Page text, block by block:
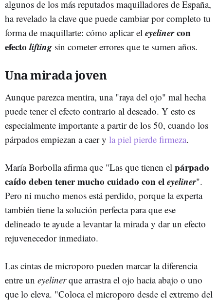
algunos de los más reputados maquilladores de España,
ha revelado la clave que puede cambiar por completo tu
forma de maquillarte: cómo aplicar el eyelinercon
efecto lifting sin cometer errores que te sumen años.
Una mirada joven
Aunque parezca mentira, una "raya del ojo" mal hecha
puede tener el efecto contrario al deseado. Y esto es
especialmente importante a partir de los 50, cuando los
párpados empiezan a caer y la piel pierde firmeza.
María Borbolla afirma que "Las que tienen el párpado
caído deben tener mucho cuidado con eleyeliner".
Pero ni mucho menos está perdido, porque la experta
también tiene la solución perfecta para que ese
delineado te ayude a levantar la mirada y dar un efecto
rejuvenecedor inmediato.
Las cintas de microporo pueden marcar la diferencia
entre un eyelinerque arrastra el ojo hacia abajo o uno
que lo eleva. "Coloca el microporo desde el extremo del